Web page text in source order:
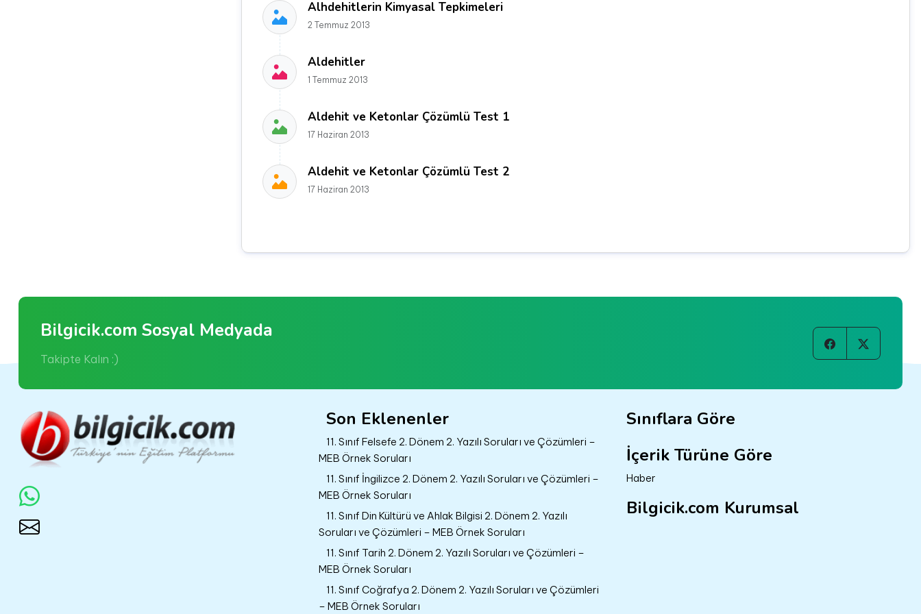
Alhdehitlerin Kimyasal Tepkimeleri
2 Temmuz 2013
Aldehitler
1 Temmuz 2013
Aldehit ve Ketonlar Çözümlü Test 1
17 Haziran 2013
Aldehit ve Ketonlar Çözümlü Test 2
17 Haziran 2013
Bilgicik.com Sosyal Medyada
Takipte Kalın :)
Son Eklenenler
11. Sınıf Felsefe 2. Dönem 2. Yazılı Soruları ve Çözümleri –
MEB Örnek Soruları
11. Sınıf İngilizce 2. Dönem 2. Yazılı Soruları ve Çözümleri –
MEB Örnek Soruları
11. Sınıf Din Kültürü ve Ahlak Bilgisi 2. Dönem 2. Yazılı
Soruları ve Çözümleri – MEB Örnek Soruları
11. Sınıf Tarih 2. Dönem 2. Yazılı Soruları ve Çözümleri –
MEB Örnek Soruları
11. Sınıf Coğrafya 2. Dönem 2. Yazılı Soruları ve Çözümleri
– MEB Örnek Soruları
Sınıflara Göre
İçerik Türüne Göre
Haber
Bilgicik.com Kurumsal